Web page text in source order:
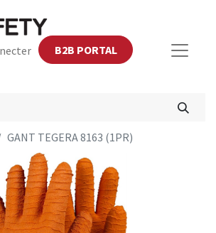
B2B PORTAL
GANT TEGERA 8163 (1PR)